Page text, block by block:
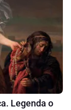
Legenda o